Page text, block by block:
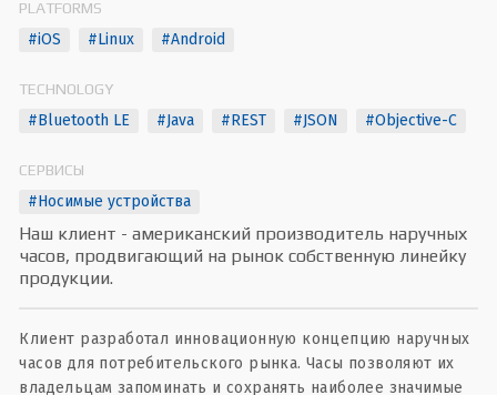
PLATFORMS
#iOS #Linux #Android
TECHNOLOGY
#Bluetooth LE #Java #REST #JSON #Objective-C
СЕРВИСЫ
#Носимые устройства
Наш клиент - американский производитель наручных
часов, продвигающий на рынок собственную линейку
продукции.
Клиент разработал инновационную концепцию наручных
часов для потребительского рынка. Часы позволяют их
владельцам запоминать и сохранять наиболее значимые